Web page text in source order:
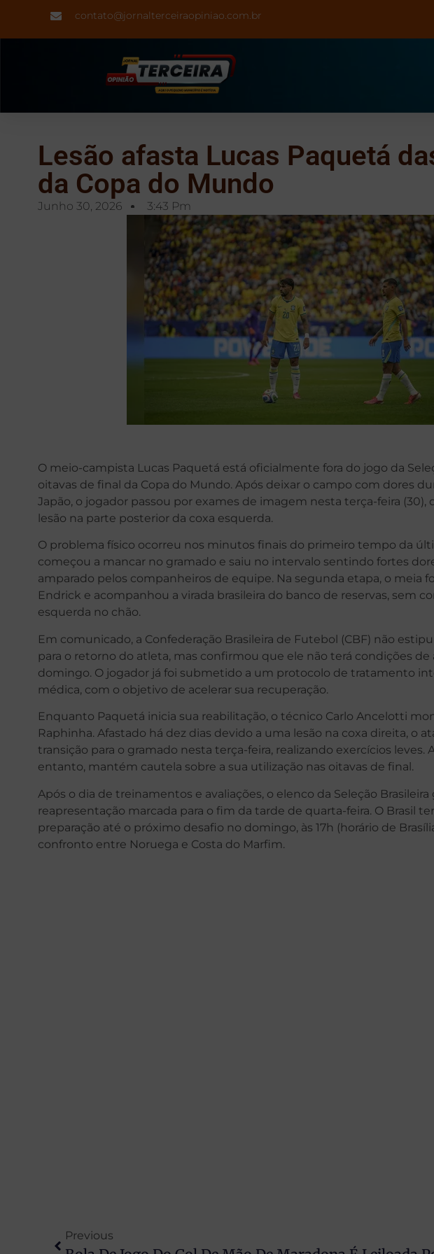
contato@jornalterceiraopiniao.com.br
Lesão afasta Lucas Paquetá
da Copa do Mundo
Junho 30, 2026 3:43 Pm
O meio-campista Lucas Paquetá está oficialmente fora do jogo da
oitavas de final da Copa do Mundo. Após deixar o campo com dores
Japão, o jogador passou por exames de imagem nesta terça-feira
lesão na parte posterior da coxa esquerda.
O problema físico ocorreu nos minutos finais do primeiro tempo da
começou a mancar no gramado e saiu no intervalo sentindo fortes
amparado pelos companheiros de equipe. Na segunda etapa, o meia
Endrick e acompanhou a virada brasileira do banco de reservas, sem
esquerda no chão.
Em comunicado, a Confederação Brasileira de Futebol (CBF) não
para o retorno do atleta, mas confirmou que ele não terá condições
domingo. O jogador já foi submetido a um protocolo de tratamento
médica, com o objetivo de acelerar sua recuperação.
Enquanto Paquetá inicia sua reabilitação, o técnico Carlo Ancelotti
Raphinha. Afastado há dez dias devido a uma lesão na coxa direita, o
transição para o gramado nesta terça-feira, realizando exercícios leves.
entanto, mantém cautela sobre a sua utilização nas oitavas de final.
Após o dia de treinamentos e avaliações, o elenco da Seleção
reapresentação marcada para o fim da tarde de quarta-feira. O Brasil
preparação até o próximo desafio no domingo, às 17h (horário de
confronto entre Noruega e Costa do Marfim.
Previous